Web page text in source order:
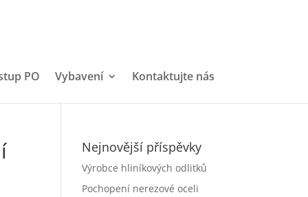
PO Vybavení Kontaktujte nás
Nejnovější příspěvky
Výrobce hliníkových odlitků
Pochopení nerezové oceli